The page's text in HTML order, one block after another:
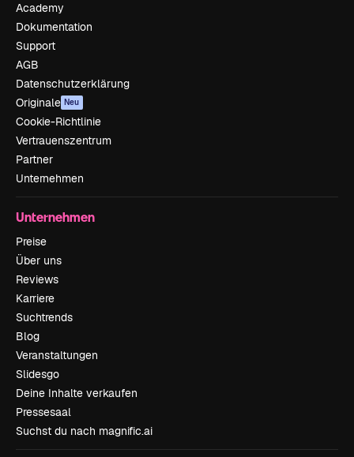
Academy
Dokumentation
Support
AGB
Datenschutzerklärung
Originale Neu
Cookie-Richtlinie
Vertrauenszentrum
Partner
Unternehmen
Unternehmen
Preise
Über uns
Reviews
Karriere
Suchtrends
Blog
Veranstaltungen
Slidesgo
Deine Inhalte verkaufen
Pressesaal
Suchst du nach magnific.ai